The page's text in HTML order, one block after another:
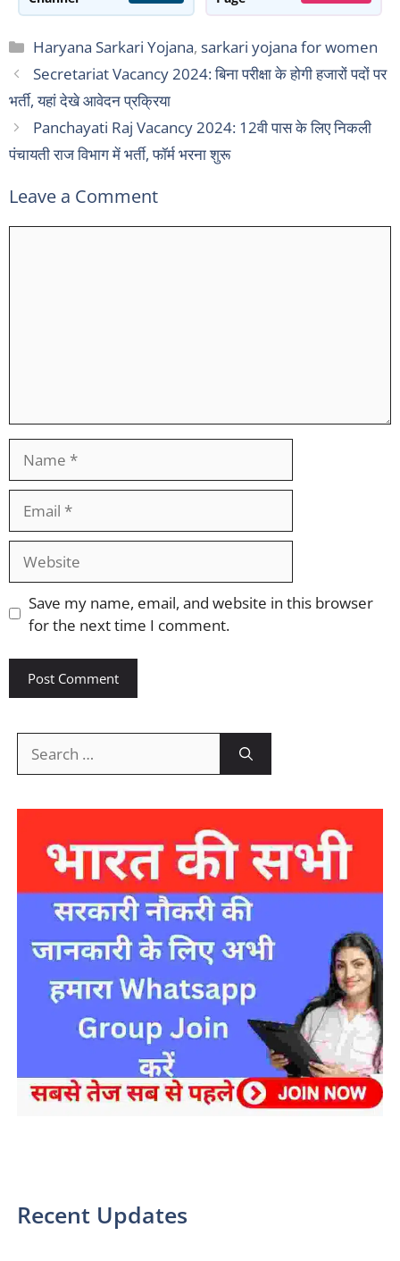
Categories
Haryana Sarkari Yojana,sarkari yojana for women
Secretariat Vacancy 2024: बिना परीक्षा के होगी हजारों पदों पर
भर्ती, यहां देखे आवेदन प्रक्रिया
Panchayati Raj Vacancy 2024: 12वी पास के लिए निकली
पंचायती राज विभाग में भर्ती, फॉर्म भरना शुरू
Leave a Comment
Save my name, email, and website in this browser
for the next time I comment.
for:
Recent Updates